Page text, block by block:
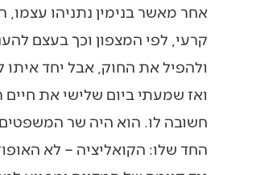
אחר מאשר בנימין נתניהו
קרעי, לפי המצפון וכך בעצם
ולהפיל את החוק, אבל יחד
ואז שמעתי ביום שלישי את חיים
חשובה לו. הוא היה שר
החד שלו: הקואליציה – לא